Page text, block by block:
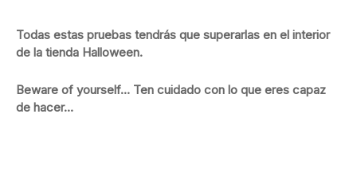
Todas estas pruebas tendrás que superarlas en el interior
de la tienda Halloween.
Beware of yourself… Ten cuidado con lo que eres capaz
de hacer…